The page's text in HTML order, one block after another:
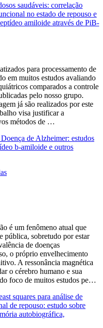
saudáveis: correlação
no estado de repouso e
amiloide através de PiB-
para processamento de
em muitos estudos avaliando
comparados a controle
pelo nosso grupo.
já são realizados por este
visa justificar a
métodos de …
de Alzheimer: estudos
b-amiloide e outros
é um fenômeno atual que
pública, sobretudo por estar
de doenças
o próprio envelhecimento
A ressonância magnética
o cérebro humano e sua
foco de muitos estudos pe…
squares para análise de
de repouso: estudo sobre
autobiográfica,